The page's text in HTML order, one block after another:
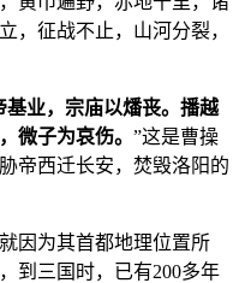
，征战不止，山河分裂，
业，宗庙以燔丧。播越
微子为哀伤。 ”这是曹操
帝西迁长安，焚毁洛阳的
因为其首都地理位置所
到三国时，已有200多年